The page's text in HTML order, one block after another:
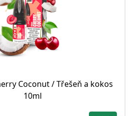
Coconut / Třešeň a kokos
10ml